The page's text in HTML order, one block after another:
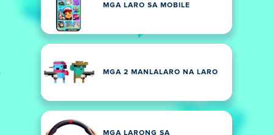
MGA LARO SA MOBILE
MGA 2 MANLALARO NA LARO
MGA LARONG SA